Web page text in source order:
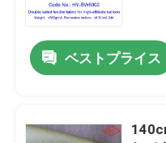
ベストプライス